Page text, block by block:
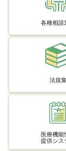
各種相談
法規
医療機能
提供シス